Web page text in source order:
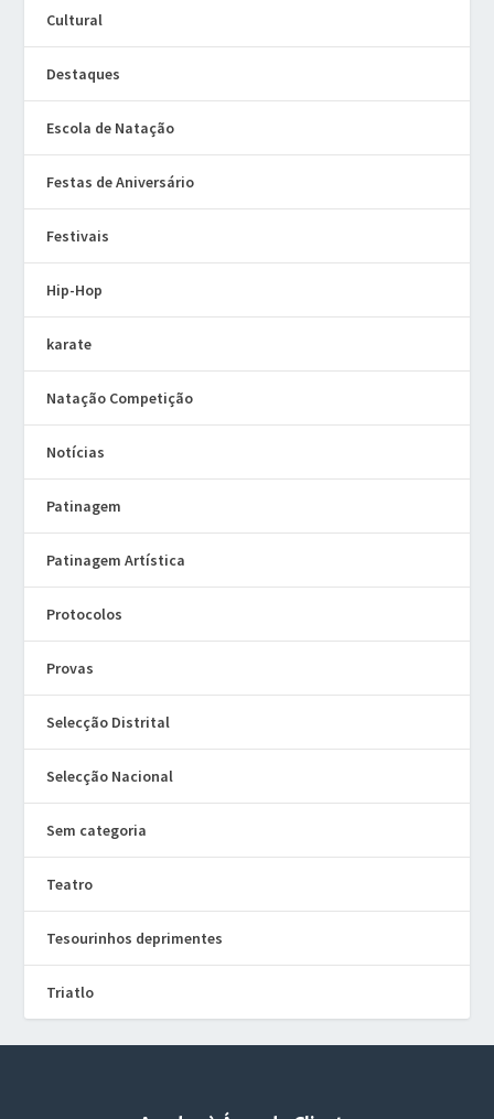
Cultural
Destaques
Escola de Natação
Festas de Aniversário
Festivais
Hip-Hop
karate
Natação Competição
Notícias
Patinagem
Patinagem Artística
Protocolos
Provas
Selecção Distrital
Selecção Nacional
Sem categoria
Teatro
Tesourinhos deprimentes
Triatlo